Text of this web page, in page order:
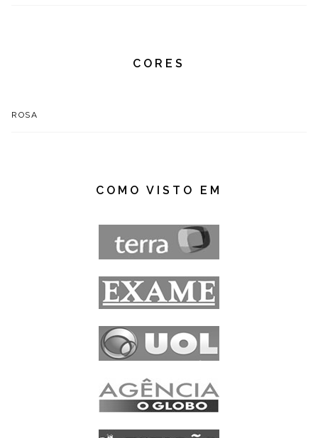
CORES
ROSA
COMO VISTO EM